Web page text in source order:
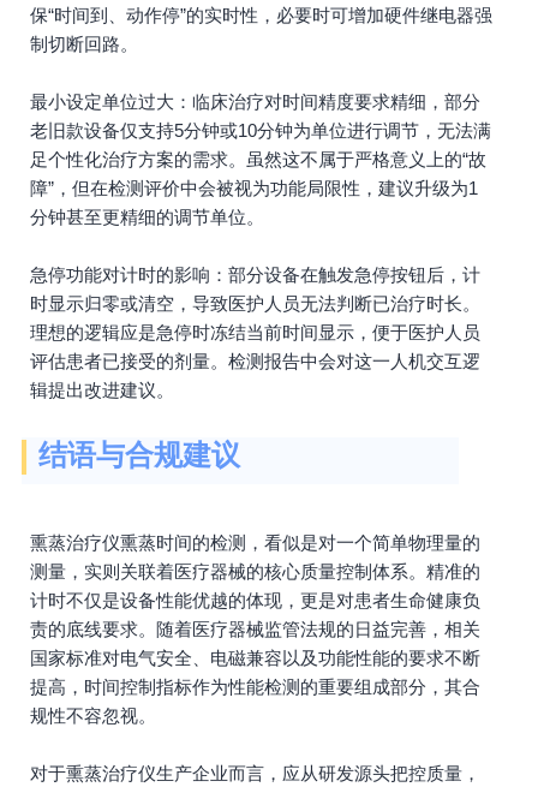
保“时间到、动作停”的实时性，必要时可增加硬件继电器强
制切断回路。
最小设定单位过大：临床治疗对时间精度要求精细，部分
老旧款设备仅支持5分钟或10分钟为单位进行调节，无法满
足个性化治疗方案的需求。虽然这不属于严格意义上的“故
障”，但在检测评价中会被视为功能局限性，建议升级为1
分钟甚至更精细的调节单位。
急停功能对计时的影响：部分设备在触发急停按钮后，计
时显示归零或清空，导致医护人员无法判断已治疗时长。
理想的逻辑应是急停时冻结当前时间显示，便于医护人员
评估患者已接受的剂量。检测报告中会对这一人机交互逻
辑提出改进建议。
结语与合规建议
熏蒸治疗仪熏蒸时间的检测，看似是对一个简单物理量的
测量，实则关联着医疗器械的核心质量控制体系。精准的
计时不仅是设备性能优越的体现，更是对患者生命健康负
责的底线要求。随着医疗器械监管法规的日益完善，相关
国家标准对电气安全、电磁兼容以及功能性能的要求不断
提高，时间控制指标作为性能检测的重要组成部分，其合
规性不容忽视。
对于熏蒸治疗仪生产企业而言，应从研发源头把控质量，